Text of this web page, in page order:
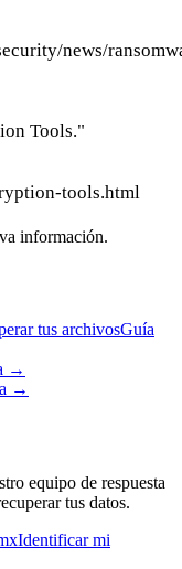
news/
Tools."
tools.html
información.
tus archivosGuía
→
→
equipo de respuesta
tus datos.
Identificar mi